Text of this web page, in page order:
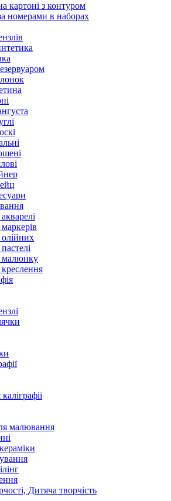
картоні з контуром
номерами в наборах
малюнку
малювання
Дитяча творчість